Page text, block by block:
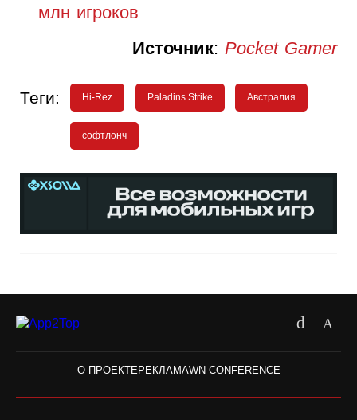
млн игроков
Источник: Pocket Gamer
Теги: Hi-Rez Paladins Strike Австралия
софтлонч
О ПРОЕКТЕРЕКЛАМАWN CONFERENCE